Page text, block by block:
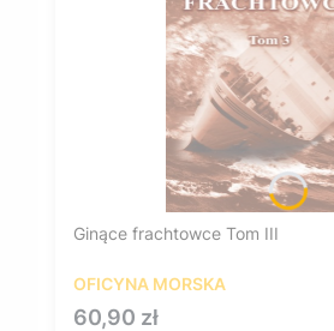
Ginące frachtowce Tom III
OFICYNA MORSKA
Cena
60,90 zł